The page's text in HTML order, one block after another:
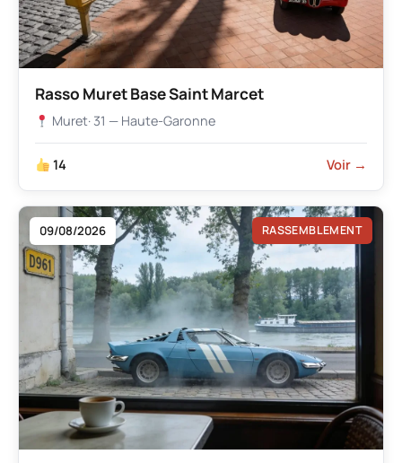
Rasso Muret Base Saint Marcet
Muret· 31 — Haute-Garonne
14 Voir →
09/08/2026 RASSEMBLEMENT